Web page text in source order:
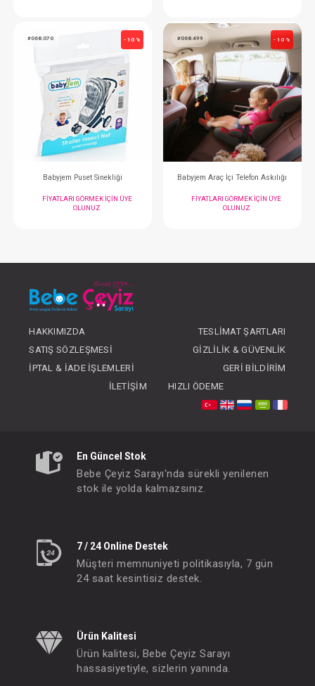
FIYATLARI GÖRMEK IÇIN ÜYE
OLUNUZ
FIYATLARI
OLUNUZ
#068.070 - 10 %
Babyjem Puset Sinekliği
FIYATLARI GÖRMEK IÇIN ÜYE
#068.499
FIYATLARI
HAKKIMIZDA
TESLIMAT ŞARTLARI
SATIŞ SÖZLEŞMESI
GIZLILIK & GÜVENLIK
İPTAL & İADE İŞLEMLERI
GERI BILDIRIM
İLETIŞIM
HIZLI ÖDEME
En Güncel Stok
Bebe Çeyiz Sarayı'nda sürekli yenilenen
stok ile yolda kalmazsınız.
7 / 24 Online Destek
Müşteri memnuniyeti politikasıyla, 7 gün
24 saat kesintisiz destek.
Ürün Kalitesi
Ürün kalitesi, Bebe Çeyiz Sarayı
hassasiyetiyle, sizlerin yanında.